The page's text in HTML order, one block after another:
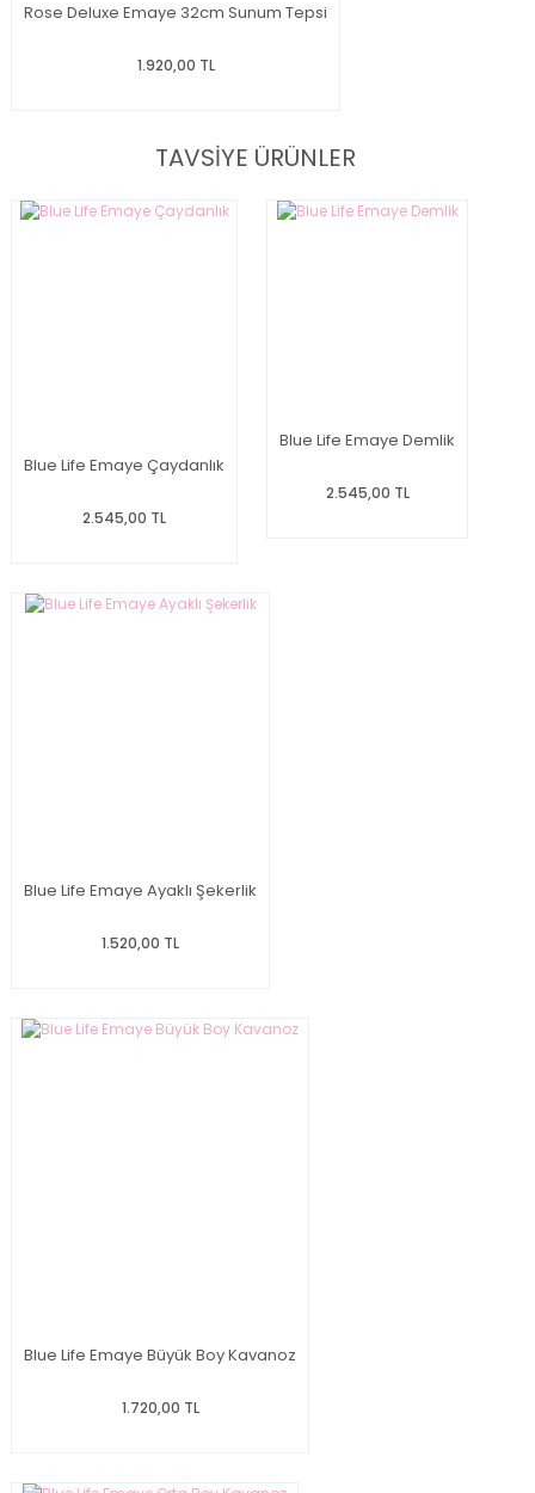
Rose Deluxe Emaye 32cm Sunum Tepsi
1.920,00 TL
TAVSİYE ÜRÜNLER
Blue Life Emaye Çaydanlık
2.545,00 TL
Blue Life Emaye Demlik
2.545,00 TL
Blue Life Emaye Ayaklı Şekerlik
1.520,00 TL
Blue Life Emaye Büyük Boy Kavanoz
1.720,00 TL